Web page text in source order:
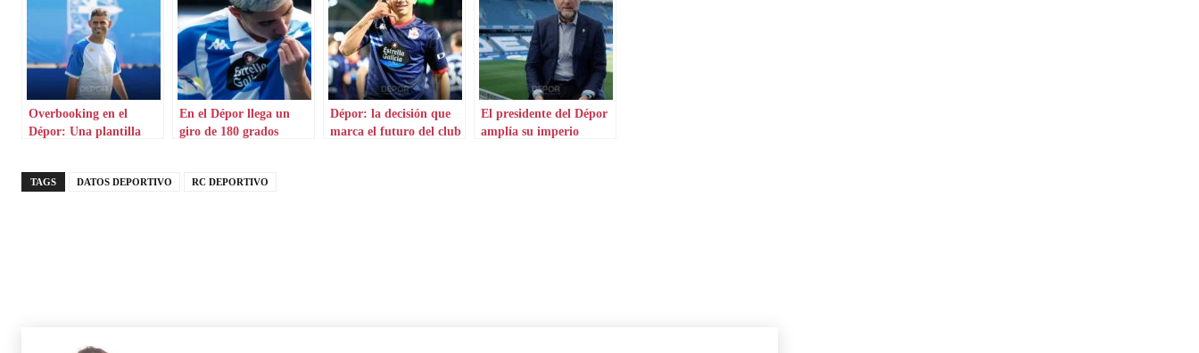
Overbooking en el
Dépor: Una plantilla
En el Dépor llega un
giro de 180 grados
Dépor: la decisión que
marca el futuro del club
El presidente del Dépor
amplía su imperio
TAGS DATOS DEPORTIVO RC DEPORTIVO